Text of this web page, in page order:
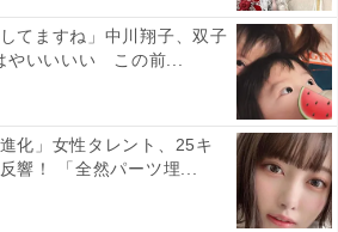
てますね」中川翔子、双子
やいいいい この前...
化」女性タレント、25キ
響！ 「全然パーツ埋...